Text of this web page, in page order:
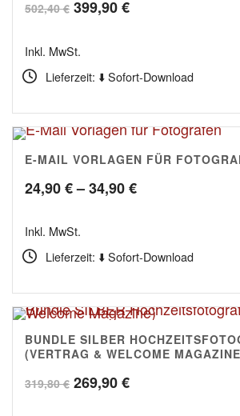
502,40€ Ursprünglicher
war:
502,40 €
399,90€Aktueller
399,90 €.
Inkl. MwSt.
Lieferzeit: ⬇️ Sofort-Download
E-MAIL VORLAGEN FÜR
24,90€–34,90€Preisspanne:
34,90 €
Inkl. MwSt.
Lieferzeit: ⬇️ Sofort-Download
BUNDLE SILBER
(VERTRAG & WELCOME
319,80€ Ursprünglicher
269,90€Aktueller